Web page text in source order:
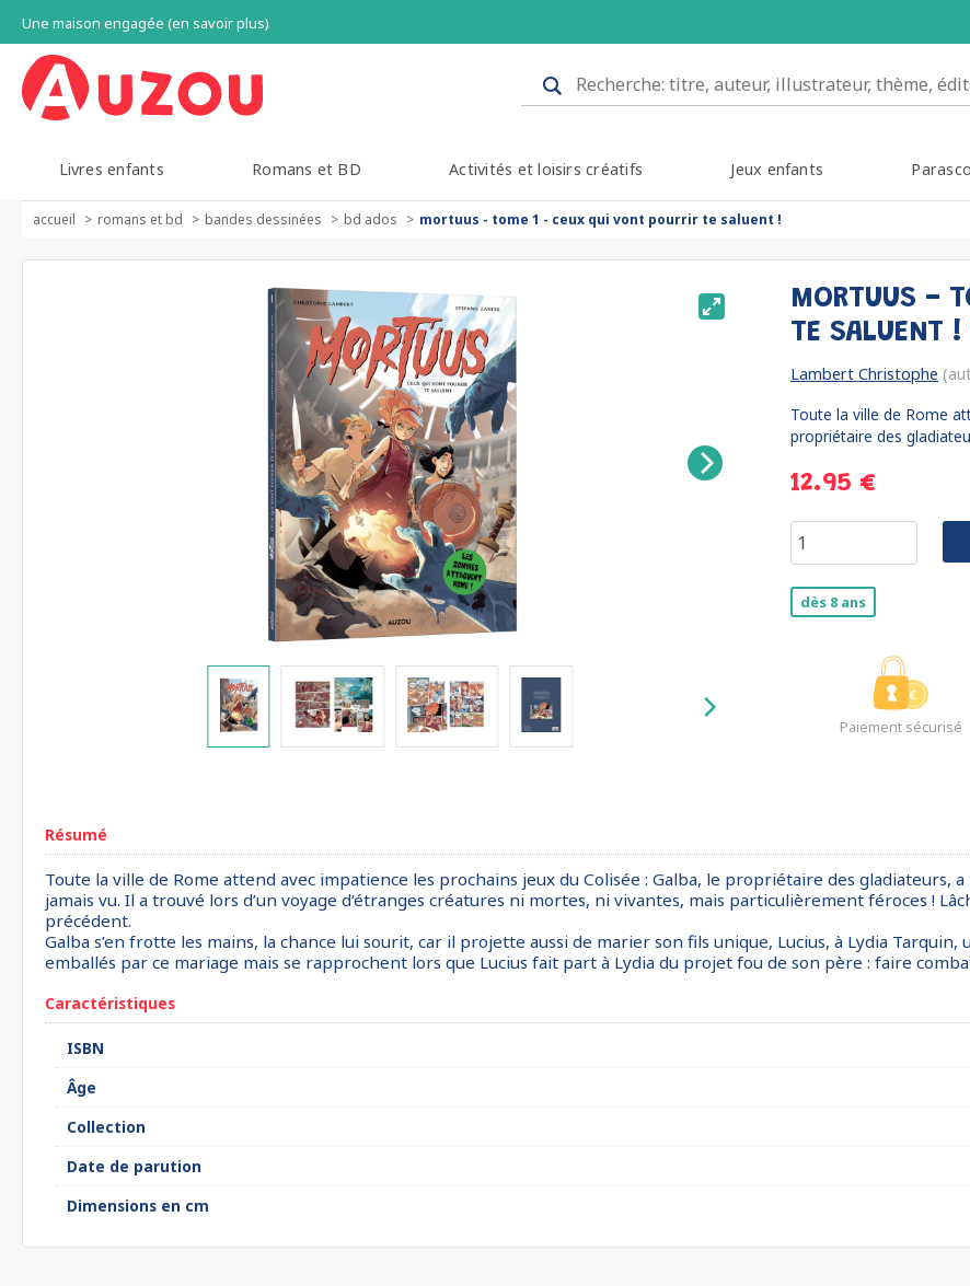
Une maison engagée (en savoir plus)
Livres enfants Romans et BD Activités et loisirs créatifs Jeux enfants
accueil romans et bd bandes dessinées bd ados mortuus - tome 1 - ceux qui vont pourrir te saluent !
MORTUUS -
TE SALUENT !
Lambert Christophe
Toute la ville de Rome
propriétaire des
12.95 €
dès 8 ans
Paiement sécurisé
Résumé
Toute la ville de Rome attend avec impatience les prochains jeux du Colisée : Galba, le propriétaire des gladiateurs, a
jamais vu. Il a trouvé lors d’un voyage d’étranges créatures ni mortes, ni vivantes, mais particulièrement féroces !
précédent.
Galba s’en frotte les mains, la chance lui sourit, car il projette aussi de marier son fils unique, Lucius, à Lydia
emballés par ce mariage mais se rapprochent lors que Lucius fait part à Lydia du projet fou de son père : faire
Caractéristiques
ISBN
Âge
Collection
Date de parution
Dimensions en cm